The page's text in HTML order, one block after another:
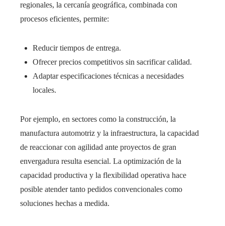
regionales, la cercanía geográfica, combinada con
procesos eficientes, permite:
Reducir tiempos de entrega.
Ofrecer precios competitivos sin sacrificar calidad.
Adaptar especificaciones técnicas a necesidades
locales.
Por ejemplo, en sectores como la construcción, la
manufactura automotriz y la infraestructura, la capacidad
de reaccionar con agilidad ante proyectos de gran
envergadura resulta esencial. La optimización de la
capacidad productiva y la flexibilidad operativa hace
posible atender tanto pedidos convencionales como
soluciones hechas a medida.